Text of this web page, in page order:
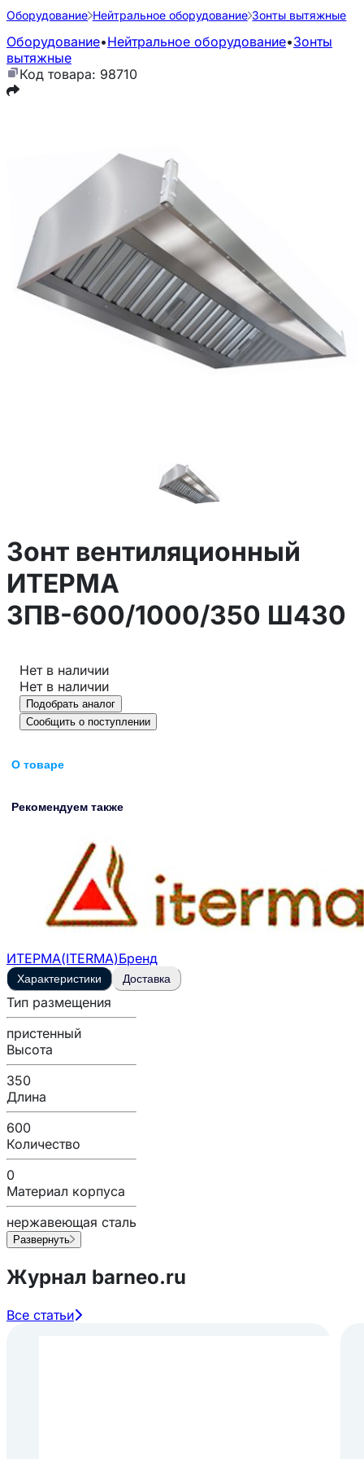
Оборудование Нейтральное оборудование Зонты вытяжные
Оборудование•Нейтральное оборудование•Зонты
вытяжные
Код товара: 98710
Зонт вентиляционный
ИТЕРМА
ЗПВ-600/1000/350 Ш430
Нет в наличии
Нет в наличии
Подобрать аналог
Сообщить о поступлении
О товаре
Рекомендуем также
ИТЕРМА(ITERMA)Бренд
Характеристики Доставка
Тип размещения
пристенный
Высота
350
Длина
600
Количество
0
Материал корпуса
нержавеющая сталь
Развернуть
Журнал barneo.ru
Все статьи